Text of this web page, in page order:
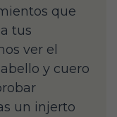
que
tus
ver el
y cuero
un injerto